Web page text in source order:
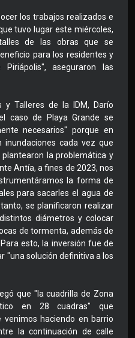
los trabajos realizados e
tuvo lugar este miércoles,
de las obras que se
para los residentes y
aseguraron las
y Talleres de la IDM, Darío
caso de Playa Grande se
necesarios" porque en
cada vez que
plantearon la problemática y
Antía, a fines de 2023, nos
la forma de
para sacarles el agua de
se planificaron realizar
diámetros y colocar
de tormenta, además de
esto, la inversión fue de
"una solución definitiva a los
que "la cuadrilla de Zona
en 28 cuadras" que
venimos haciendo en barrio
la continuación de calle